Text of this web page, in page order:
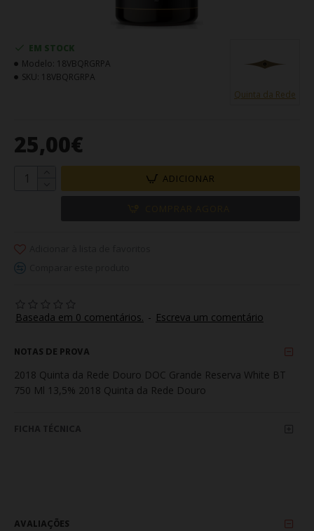
Baseada em 0 comentários. - Escreva um comentário
25,00€
EM STOCK
Modelo: 18VBQRGRPA
SKU: 18VBQRGRPA
Quinta da Rede
ADICIONAR
NOTAS DE PROVA
2018 Quinta da Rede Douro DOC Grande Reserva White BT
750 Ml 13,5% 2018 Quinta da Rede Douro
AVALIAÇÕES